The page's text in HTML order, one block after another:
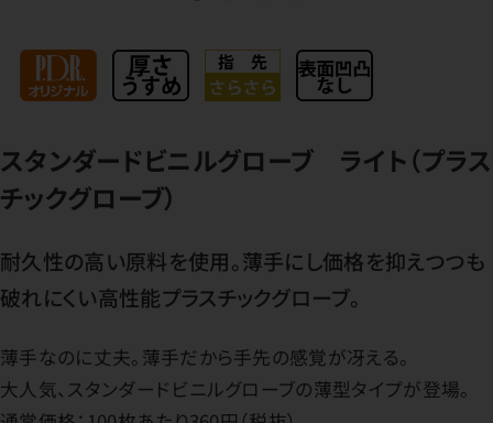
スタンダードビニルグローブ ライト（プラス
チックグローブ）
耐久性の高い原料を使用。薄手にし価格を抑えつつも
破れにくい高性能プラスチックグローブ。
薄手なのに丈夫。薄手だから手先の感覚が冴える。
大人気、スタンダードビニルグローブの薄型タイプが登場。